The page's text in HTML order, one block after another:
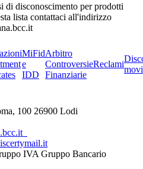
di disconoscimento per prodotti
lista contattaci all'indirizzo
MiFid
e
IDD
Arbitro
Controversie
Finanziarie
Reclami
100 26900 Lodi
IVA Gruppo Bancario